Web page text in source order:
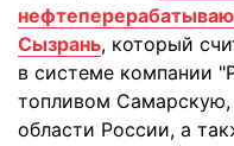
Сызрань, который
в системе компании
топливом
области России, а